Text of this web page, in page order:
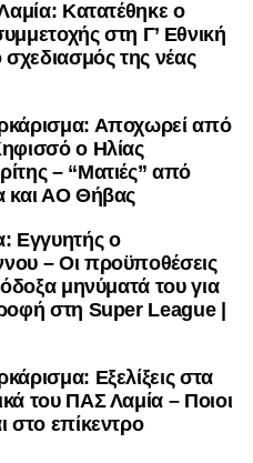
νέα.
Κατατέθηκε ο
στη Γ’ Εθνική
σχεδιασμός της νέας
Αποχωρεί από
ο Ηλίας
– “Ματιές” από
και ΑΟ Θήβας
Εγγυητής ο
– Οι προϋποθέσεις
μηνύματά του για
στη Super League |
Εξελίξεις στα
του ΠΑΣ Λαμία – Ποιοι
στο επίκεντρο